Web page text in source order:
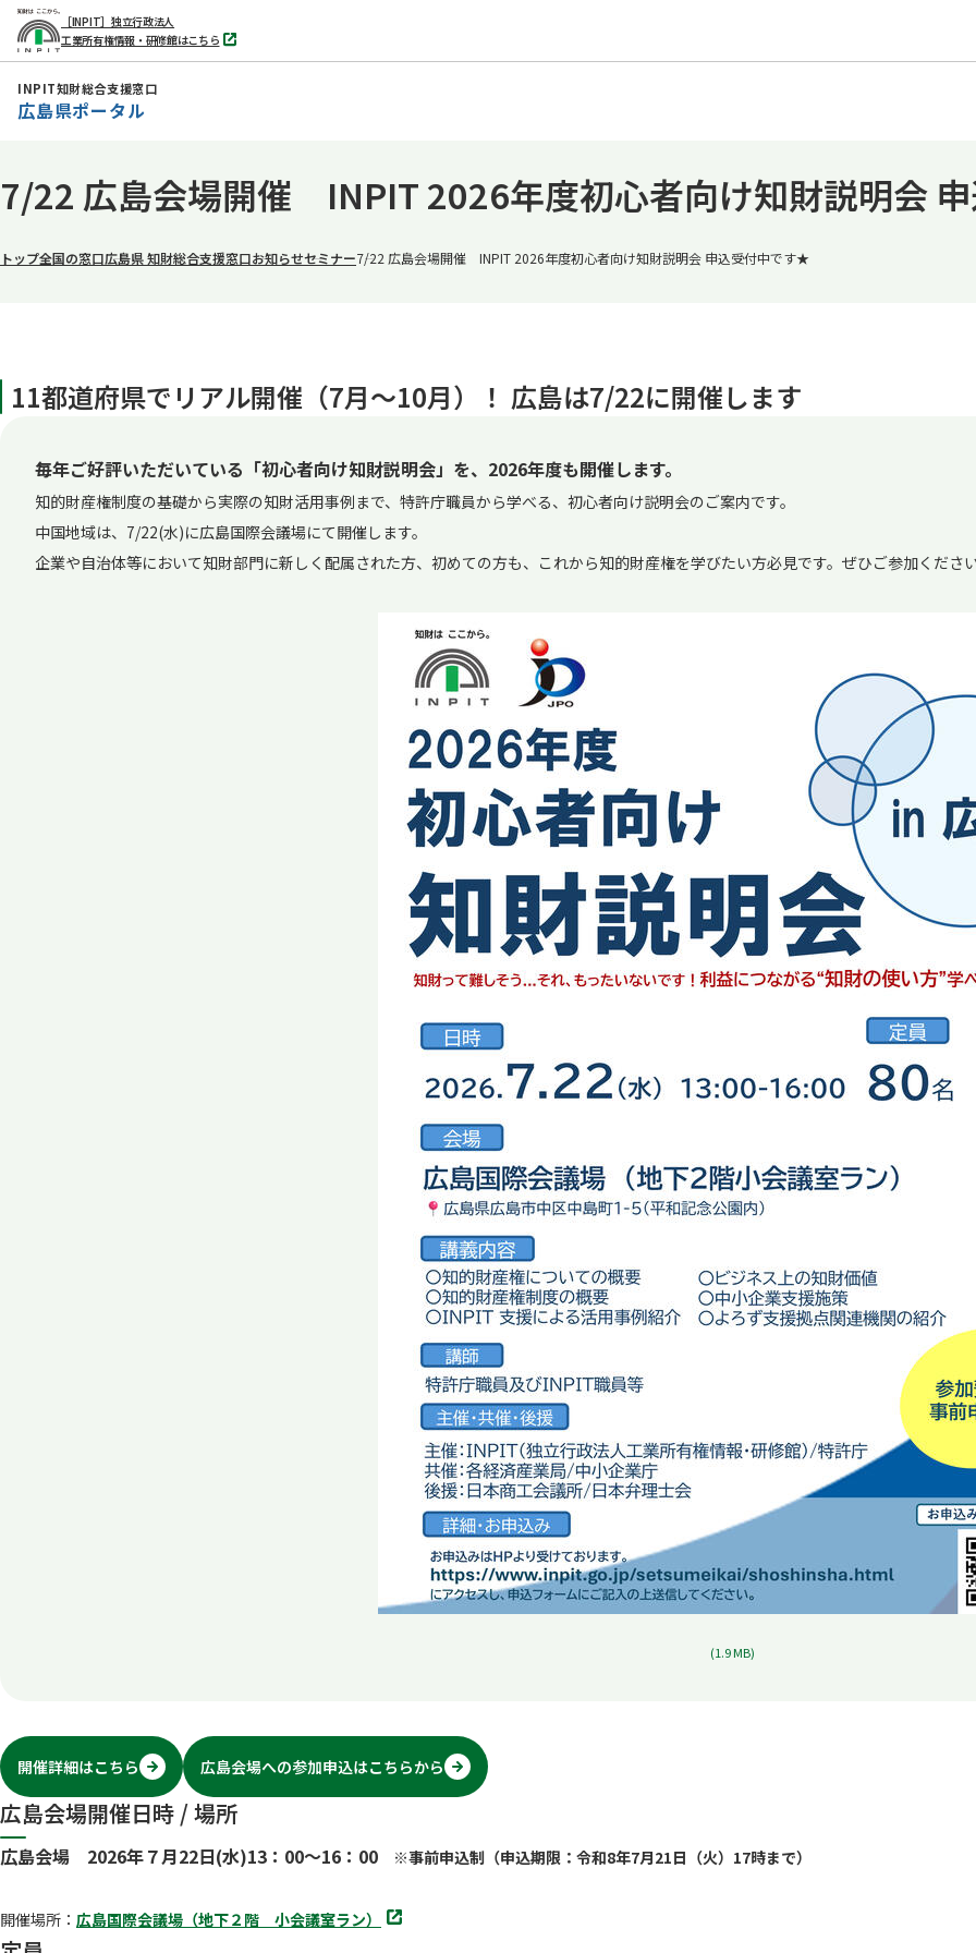
文
へ
［INPIT］独立行政法人
工業所有権情報・研修館はこちら
別
タ
INPIT知財総合支援窓口
広島県ポータル
7/22 広島会場開催 INPIT 2026年度初心者向け知財説明会
トップ全国の窓口広島県 知財総合支援窓口お知らせセミナー7/22 広島会場開催 INPIT 2026年度初心者向け知財説明会 申込受付中です★
11都道府県でリアル開催（7月～10月）！ 広島は7/22に開催します
毎年ご好評いただいている「初心者向け知財説明会」を、2026年度も開催します。
知的財産権制度の基礎から実際の知財活用事例まで、特許庁職員から学べる、初心者向け説明会のご案内です。
中国地域は、7/22(水)に広島国際会議場にて開催します。
企業や自治体等において知財部門に新しく配属された方、初めての方も、これから知的財産権を学びたい方必見です。ぜひご参加くださ
(1.9 MB)J
開催詳細はこちら
別
タ
ブ
開
く
広島会場への参加申込はこちらから
別
タ
開
く
広島会場開催日時 / 場所
広島会場 2026年７月22日(水)13：00～16：00 ※事前申込制（申込期限：令和8年7月21日（火）17時まで）
開催場所： 広島国際会議場（地下２階 小会議室ラン）
別